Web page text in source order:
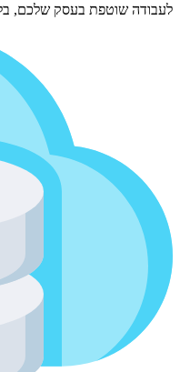
לעבודה שוטפת בעסק שלכם,